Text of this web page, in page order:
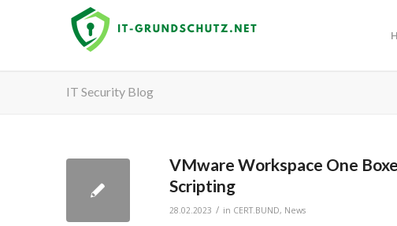
IT Security Blog
VMware Workspace One
Scripting
28.02.2023 / in CERT.BUND, News